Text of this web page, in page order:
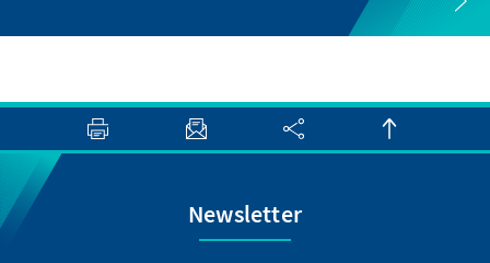
Newsletter